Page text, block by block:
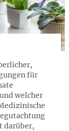
für
welcher
darüber,